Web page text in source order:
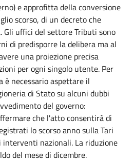
e approfitta della conversione
scorso, di un decreto che
Gli uffici del settore Tributi sono
di predisporre la delibera ma al
una proiezione precisa
per ogni singolo utente. Per
necessario aspettare il
di Stato su alcuni dubbi
del governo:
che l'atto consentirà di
lo scorso anno sulla Tari
interventi nazionali. La riduzione
del mese di dicembre.